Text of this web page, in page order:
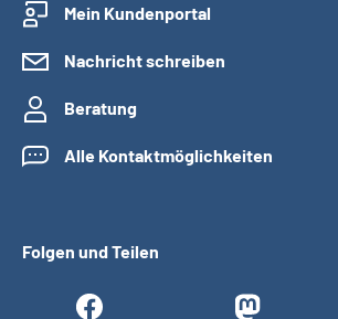
Mein Kundenportal
Nachricht schreiben
Beratung
Alle Kontaktmöglichkeiten
Folgen und Teilen